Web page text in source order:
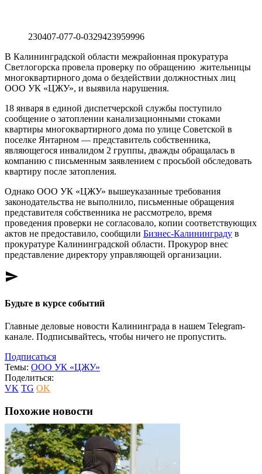
230407-077-0-0329423959996
В Калининградской области межрайонная прокуратура
Светлогорска провела проверку по обращению жительницы
многоквартирного дома о бездействии должностных лиц
ООО УК «ЦЖУ», и выявила нарушения.
18 января в единой диспетчерской службы поступило
сообщение о затоплении канализационными стоками
квартиры многоквартирного дома по улице Советской в
поселке Янтарном — представитель собственника,
являющегося инвалидом 2 группы, дважды обращалась в
компанию с письменным заявлением с просьбой обследовать
квартиру после затопления.
Однако ООО УК «ЦЖУ» вышеуказанные требования
законодательства не выполнило, письменные обращения
представителя собственника не рассмотрело, время
проведения проверки не согласовало, копии соответствующих
актов не предоставило, сообщили Бизнес-Калининграду в
прокуратуре Калининградской области. Прокурор внес
представление директору управляющей организации.
send
Будьте в курсе событий
Главные деловые новости Калининграда в нашем Telegram-
канале. Подписывайтесь, чтобы ничего не пропустить.
Подписаться
Темы: ООО УК «ЦЖУ»
Поделиться:
VK TG OK
Похожие новости